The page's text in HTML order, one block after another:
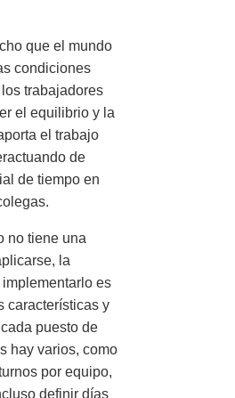
que el mundo
condiciones
trabajadores
el equilibrio y la
el trabajo
de
de tiempo en
no tiene una
la
es
características y
puesto de
hay varios, como
por equipo,
definir días